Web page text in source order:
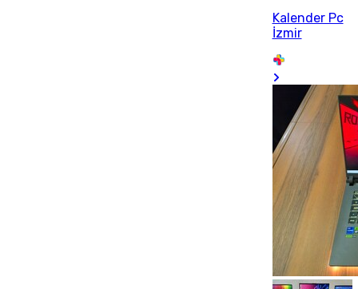
Kalender Pc
İzmir